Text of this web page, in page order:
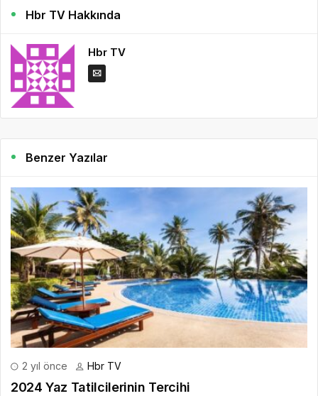
Hbr TV Hakkında
Hbr TV
Benzer Yazılar
2 yıl önce Hbr TV
2024 Yaz Tatilcilerinin Tercihi